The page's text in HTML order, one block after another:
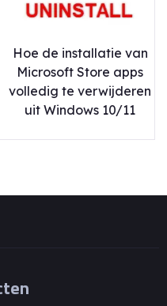
Hoe de installatie van
Microsoft Store apps
volledig te verwijderen
uit Windows 10/11